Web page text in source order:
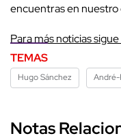
encuentras en nuestro
Para más noticias sigue
TEMAS
Hugo Sánchez André-
Notas